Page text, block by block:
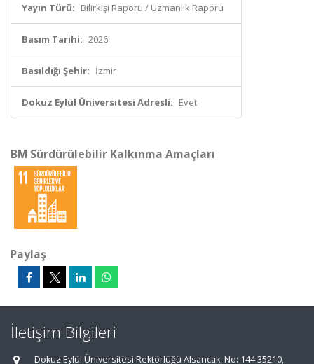
Yayın Türü: Bilirkişi Raporu / Uzmanlık Raporu
Basım Tarihi: 2026
Basıldığı Şehir: İzmir
Dokuz Eylül Üniversitesi Adresli: Evet
BM Sürdürülebilir Kalkınma Amaçları
Paylaş
İletişim Bilgileri
Dokuz Eylül Üniversitesi Rektörlüğü Alsancak, No: 144 35210,